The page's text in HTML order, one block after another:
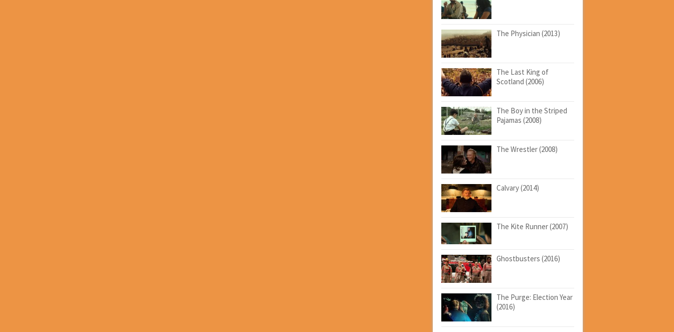
The Physician (2013)
The Last King of
Scotland (2006)
The Boy in the Striped
Pajamas (2008)
The Wrestler (2008)
Calvary (2014)
The Kite Runner (2007)
Ghostbusters (2016)
The Purge: Election Year
(2016)